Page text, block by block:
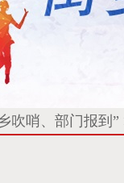
吹哨、部门报到”